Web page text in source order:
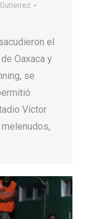
el
Oaxaca y
se
Víctor